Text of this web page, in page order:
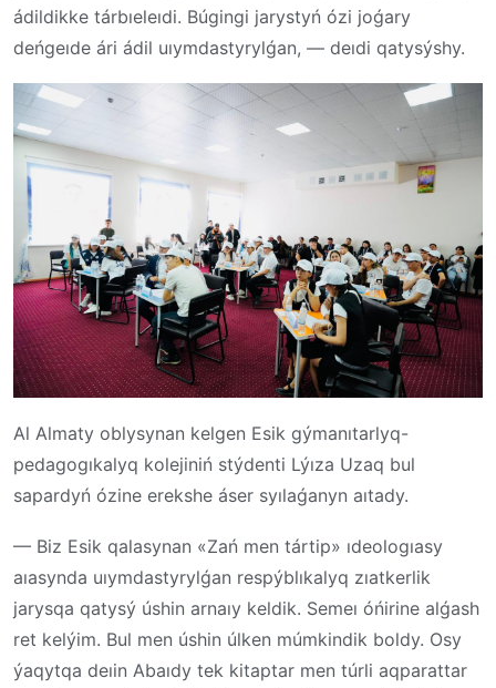
ádildikke tárbıeleıdi. Búgingi jarystyń ózi joǵary
deńgeıde ári ádil uıymdastyrylǵan, — deıdi qatysýshy.
Al Almaty oblysynan kelgen Esik gýmanıtarlyq-
pedagogıkalyq kolejiniń stýdenti Lýıza Uzaq bul
sapardyń ózine erekshe áser syılaǵanyn aıtady.
— Biz Esik qalasynan «Zań men tártip» ıdeologıasy
aıasynda uıymdastyrylǵan respýblıkalyq zıatkerlik
jarysqa qatysý úshin arnaıy keldik. Semeı óńirine alǵash
ret kelýim. Bul men úshin úlken múmkindik boldy. Osy
ýaqytqa deıin Abaıdy tek kitaptar men túrli aqparattar